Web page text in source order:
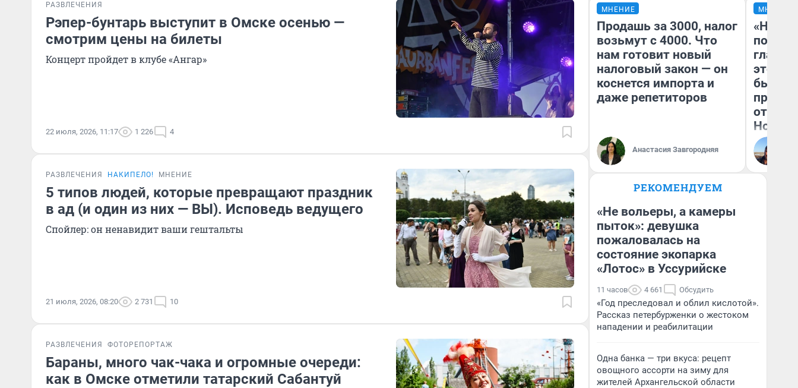
РАЗВЛЕЧЕНИЯ
Рэпер-бунтарь выступит в Омске осенью —
смотрим цены на билеты
Концерт пройдет в клубе «Ангар»
22 июля, 2026, 11:17 1 226 4
РАЗВЛЕЧЕНИЯ НАКИПЕЛО! МНЕНИЕ
5 типов людей, которые превращают праздник
в ад (и один из них — ВЫ). Исповедь ведущего
Спойлер: он ненавидит ваши гештальты
21 июля, 2026, 08:20 2 731 10
РАЗВЛЕЧЕНИЯ ФОТОРЕПОРТАЖ
Бараны, много чак-чака и огромные очереди:
как в Омске отметили татарский Сабантуй
МНЕНИЕ
Продашь за 3000, налог
возьмут с 4000. Что
нам готовит новый
налоговый закон — он
коснется импорта и
даже репетиторов
Анастасия Завгородняя
МНЕНИЕ
этого
бьет
отзыв
Нолана
РЕКОМЕНДУЕМ
«Не вольеры, а камеры
пыток»: девушка
пожаловалась на
состояние экопарка
«Лотос» в Уссурийске
11 часов 4 661 Обсудить
«Год преследовал и облил кислотой».
Рассказ петербурженки о жестоком
нападении и реабилитации
Одна банка — три вкуса: рецепт
овощного ассорти на зиму для
жителей Архангельской области